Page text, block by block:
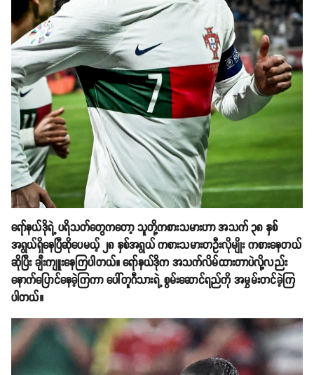
ရော်နယ်ဒိုရဲ့ ပရိသတ်တွေကတော့ သူတို့ကစားသမားဟာ အသက် ၃၈ နှစ်
အရွယ်ရှိနေပြီဆိုပေမယ့် ၂၈ နှစ်အရွယ် ကစားသမားတဦးလိုမျိုး ကစားနေတယ်
ဆိုပြီး ချီးကျူးနေကြပါတယ်။ ရော်နယ်ဒိုက အသက်လိမ်ထားတာပဲလို့လည်း
နောက်ပြောင်နေခဲ့ကြကာ ပေါ်တူဂီသားရဲ့ စွမ်းဆောင်ရည်ကို အမွှမ်းတင်ခဲ့ကြ
ပါတယ်။